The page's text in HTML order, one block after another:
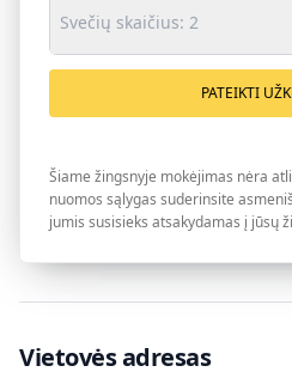
Svečių skaičius: 2
PATEIKTI
Šiame žingsnyje mokėjimas nėra
nuomos sąlygas suderinsite
jumis susisieks atsakydamas į jūsų
Vietovės adresas